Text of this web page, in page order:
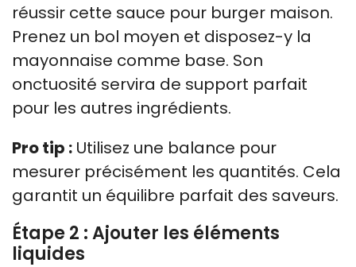
réussir cette sauce pour burger maison.
Prenez un bol moyen et disposez-y la
mayonnaise comme base. Son
onctuosité servira de support parfait
pour les autres ingrédients.
Pro tip : Utilisez une balance pour
mesurer précisément les quantités. Cela
garantit un équilibre parfait des saveurs.
Étape 2 : Ajouter les éléments
liquides